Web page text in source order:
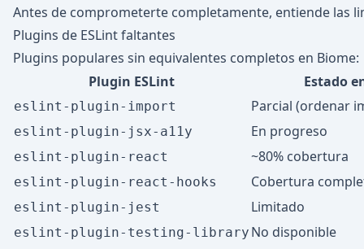
Antes de comprometerte completamente, entiende las
Plugins de ESLint faltantes
Plugins populares sin equivalentes completos en Biome:
Plugin ESLint
Estado
eslint-plugin-import Parcial (ordenar
eslint-plugin-jsx-a11y En progreso
eslint-plugin-react ~80% cobertura
eslint-plugin-react-hooks Cobertura
eslint-plugin-jest Limitado
eslint-plugin-testing-library No disponible